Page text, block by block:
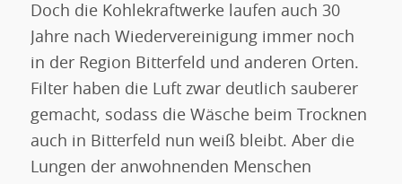
Doch die Kohlekraftwerke laufen auch 30
Jahre nach Wiedervereinigung immer noch
in der Region Bitterfeld und anderen Orten.
Filter haben die Luft zwar deutlich sauberer
gemacht, sodass die Wäsche beim Trocknen
auch in Bitterfeld nun weiß bleibt. Aber die
Lungen der anwohnenden Menschen